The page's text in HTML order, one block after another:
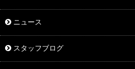
ニュース
スタッフブログ